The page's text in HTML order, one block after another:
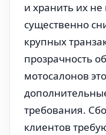
и хранить их
существенно
крупных
прозрачность
мотосалонов
требования.
клиентов